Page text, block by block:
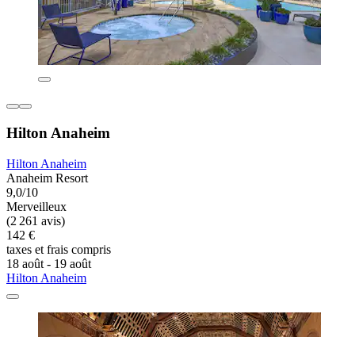
Hilton Anaheim
Hilton Anaheim
Anaheim Resort
9,0/10
Merveilleux
(2 261 avis)
142 €
taxes et frais compris
18 août - 19 août
Hilton Anaheim